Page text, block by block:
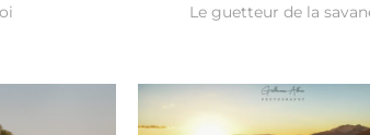
Le guetteur de la